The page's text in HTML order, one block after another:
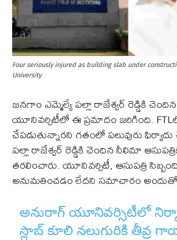
Four seriously injured as building slab under
University
జనగాం ఎమ్మెల్యే పల్లా రాజేశ్వర్ రెడ్డికి
యూనివర్సిటీలో ఈ ప్రమాదం జరిగింది.
చేపడుతున్నారని గతంలో పలువురు
పల్లా రాజేశ్వర్ రెడ్డికి చెందిన నీలిమా
తరలించారు. యూనివర్సిటీ, ఆసుపత్రి
అనుమతించడం లేదని సమాచారం
అనురాగ్ యూనివర్సిటీలో
స్లాబ్ కూలి నలుగురికి తీవ్ర